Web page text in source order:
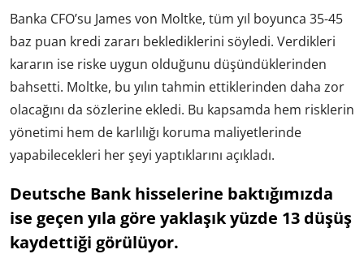
Banka CFO’su James von Moltke, tüm yıl boyunca 35-45
baz puan kredi zararı beklediklerini söyledi. Verdikleri
kararın ise riske uygun olduğunu düşündüklerinden
bahsetti. Moltke, bu yılın tahmin ettiklerinden daha zor
olacağını da sözlerine ekledi. Bu kapsamda hem risklerin
yönetimi hem de karlılığı koruma maliyetlerinde
yapabilecekleri her şeyi yaptıklarını açıkladı.
Deutsche Bank hisselerine baktığımızda
ise geçen yıla göre yaklaşık yüzde 13 düşüş
kaydettiği görülüyor.